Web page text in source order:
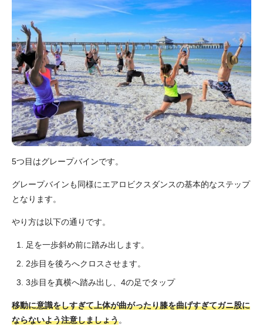
5つ目はグレープバインです。
グレープバインも同様にエアロビクスダンスの基本的なステップ
となります。
やり方は以下の通りです。
足を一歩斜め前に踏み出します。
2歩目を後ろへクロスさせます。
3歩目を真横へ踏み出し、4の足でタップ
移動に意識をしすぎて上体が曲がったり膝を曲げすぎてガニ股に
ならないよう注意しましょう。